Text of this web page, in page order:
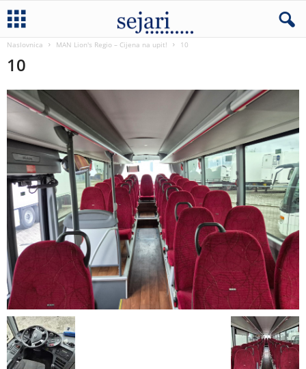
Naslovnica MAN Lion's Regio – Cijena na upit! 10
10